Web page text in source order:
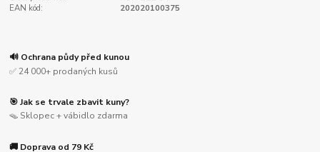
EAN kód:
202020100375
🔊 Ochrana půdy před kunou
✅ 24 000+ prodaných kusů
🎯 Jak se trvale zbavit kuny?
🪤 Sklopec + vábidlo zdarma
🚚 Doprava od 79 Kč